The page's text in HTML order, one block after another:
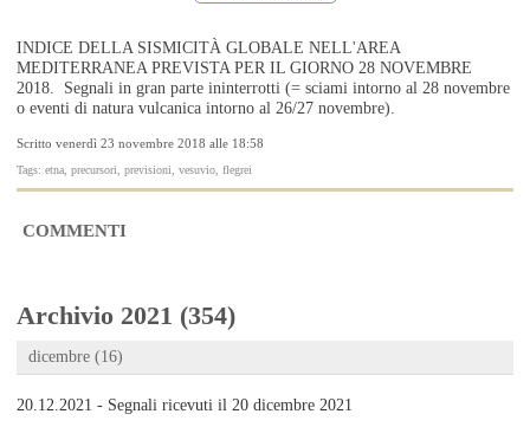
INDICE DELLA SISMICITÀ GLOBALE NELL'AREA
MEDITERRANEA PREVISTA PER IL GIORNO 28 NOVEMBRE
2018. Segnali in gran parte ininterrotti (= sciami intorno al 28 novembre
o eventi di natura vulcanica intorno al 26/27 novembre).
Scritto venerdì 23 novembre 2018 alle 18:58
Tags: etna, precursori, previsioni, vesuvio, flegrei
COMMENTI
Archivio 2021 (354)
dicembre (16)
20.12.2021 - Segnali ricevuti il 20 dicembre 2021